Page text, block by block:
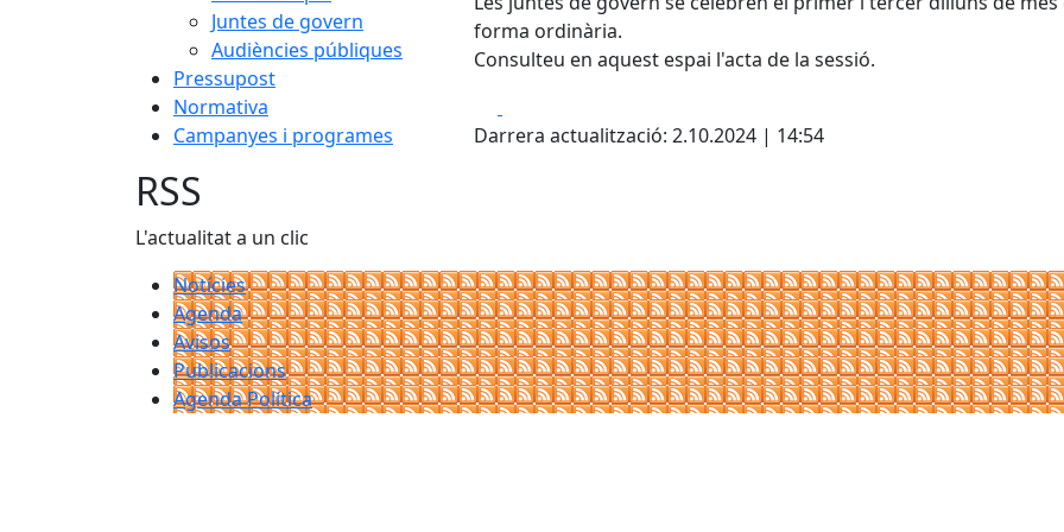
Juntes de govern
Audiències públiques
Pressupost
Normativa
Campanyes i programes
forma ordinària.
Consulteu en aquest espai l'acta de la sessió.
Darrera actualització: 2.10.2024 | 14:54
RSS
L'actualitat a un clic
Notícies
Agenda
Avisos
Publicacions
Agenda Política